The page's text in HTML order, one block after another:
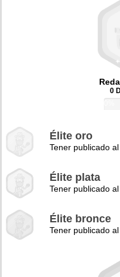
0
Élite oro
Tener publicado
Élite plata
Tener publicado
Élite bronce
Tener publicado